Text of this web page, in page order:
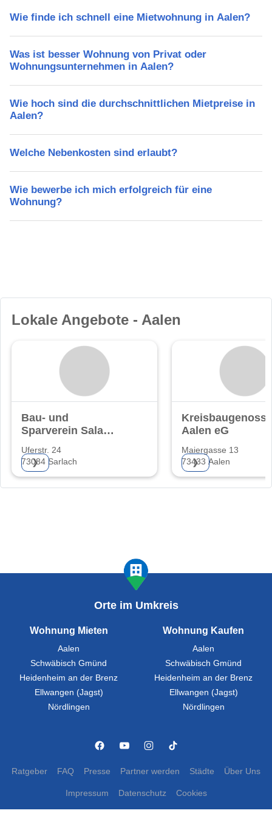
Wie finde ich schnell eine Mietwohnung in Aalen?
Was ist besser Wohnung von Privat oder
Wohnungsunternehmen in Aalen?
Wie hoch sind die durchschnittlichen Mietpreise in
Aalen?
Welche Nebenkosten sind erlaubt?
Wie bewerbe ich mich erfolgreich für eine
Wohnung?
Lokale Angebote - Aalen
Bau- und
Sparverein Salach
Uferstr. 24
73084 Sarlach
❯
Aalen eG
Maiergasse 13
73433 Aalen
❯
Orte im Umkreis
Wohnung Mieten
Aalen
Schwäbisch Gmünd
Heidenheim an der Brenz
Ellwangen (Jagst)
Nördlingen
Wohnung Kaufen
Aalen
Schwäbisch Gmünd
Heidenheim an der Brenz
Ellwangen (Jagst)
Nördlingen
Ratgeber FAQ Presse Partner werden Städte Über Uns
Impressum Datenschutz Cookies